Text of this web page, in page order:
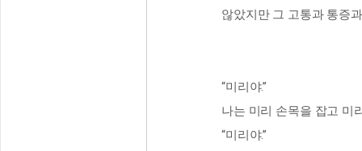
않았지만 그 고통과 통증
“미리야.”
나는 미리 손목을 잡고 미
“미리야.”